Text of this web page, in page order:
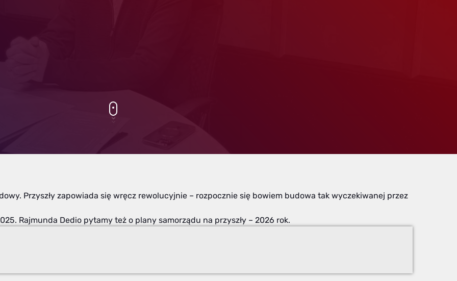
Przyszły zapowiada się wręcz rewolucyjnie – rozpocznie się bowiem budowa tak wyczekiwanej przez
Rajmunda Dedio pytamy też o plany samorządu na przyszły – 2026 rok.